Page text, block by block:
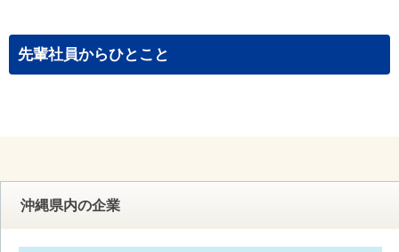
先輩社員からひとこと
沖縄県内の企業